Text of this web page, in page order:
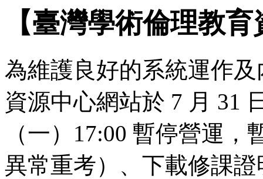
【臺灣學術倫理教
為維護良好的系統運作
資源中心網站於 7 月 31
（一）17:00 暫停營運
異常重考）、下載修課